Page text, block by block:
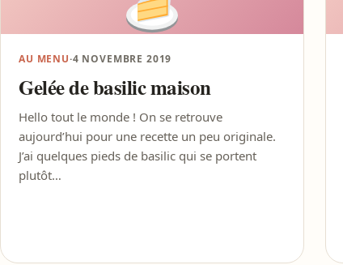
AU MENU·4 NOVEMBRE 2019
Gelée de basilic maison
Hello tout le monde ! On se retrouve
aujourd’hui pour une recette un peu originale.
J’ai quelques pieds de basilic qui se portent
plutôt…